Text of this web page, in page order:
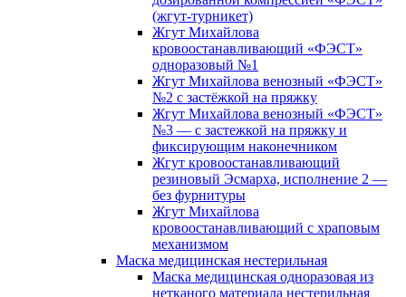
(жгут-турникет)
Жгут Михайлова
кровоостанавливающий «ФЭСТ»
одноразовый №1
Жгут Михайлова венозный «ФЭСТ»
№2 с застёжкой на пряжку
Жгут Михайлова венозный «ФЭСТ»
№3 — с застежкой на пряжку и
фиксирующим наконечником
Жгут кровоостанавливающий
резиновый Эсмарха, исполнение 2 —
без фурнитуры
Жгут Михайлова
кровоостанавливающий с храповым
механизмом
Маска медицинская нестерильная
Маска медицинская одноразовая из
нетканого материала нестерильная